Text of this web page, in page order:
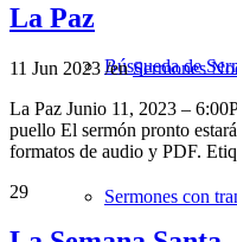
Búsqueda de
Sermones con
La Paz
11 Jun 2023/enSermones
La Paz Junio 11, 2023 –
puello El sermón pronto
formatos de audio y PDF.
29